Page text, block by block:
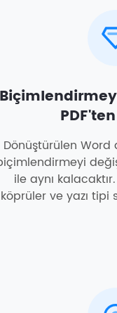
Dönüştürülen Word
ile aynı
köprüler ve yazı tipi